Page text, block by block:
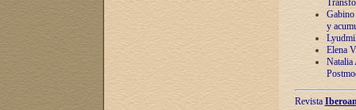
y
Elena
Natalia
Revista